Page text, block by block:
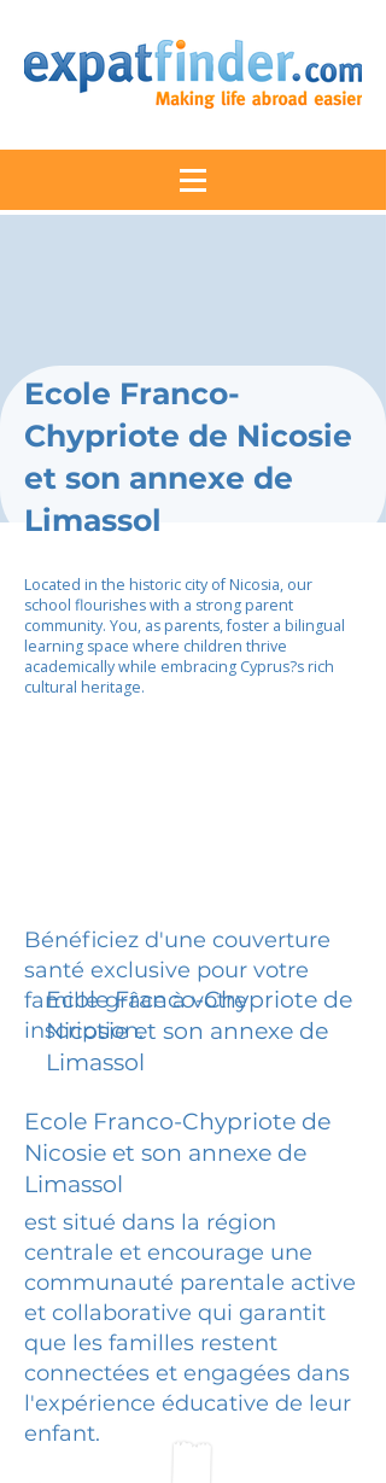
Ecole Franco-
Chypriote de Nicosie
et son annexe de
Limassol
Located in the historic city of Nicosia, our
school flourishes with a strong parent
community. You, as parents, foster a bilingual
learning space where children thrive
academically while embracing Cyprus?s rich
cultural heritage.
Bénéficiez d'une couverture
santé exclusive pour votre
famille grâce à votre
inscription.
Ecole Franco-Chypriote de
Nicosie et son annexe de
Limassol
Ecole Franco-Chypriote de
Nicosie et son annexe de
Limassol
est situé dans la région
centrale et encourage une
communauté parentale active
et collaborative qui garantit
que les familles restent
connectées et engagées dans
l'expérience éducative de leur
enfant.